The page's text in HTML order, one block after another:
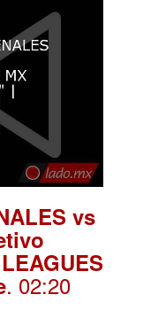
vs
. 02:20